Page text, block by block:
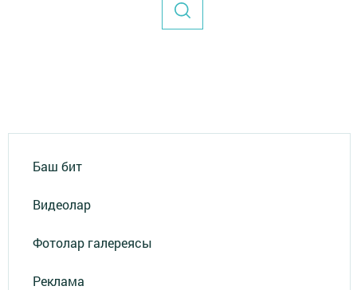
Баш бит
Видеолар
Фотолар галереясы
Реклама